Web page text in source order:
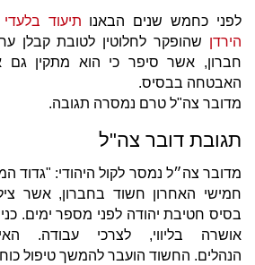
לפני כחמש שנים הבאנו תיעוד
הירדן שהופקר לחלוטין לטובת קבלן
חברון, אשר סיפר כי הוא מתקין גם
האבטחה בבסיס.
מדובר צה"ל טרם נמסרה תגובה.
תגובת דובר צה"ל
חמישי האחרון חשוד בחברון, אשר
בסיס חטיבת יהודה לפני מספר ימים.
אושרה בליווי, לצרכי עבודה.
הנהלים. החשוד הועבר להמשך טיפול